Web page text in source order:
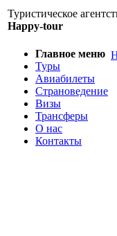
Туристическое
Happy-tour
Главное меню
Туры
Авиабилеты
Страноведение
Визы
Трансферы
О нас
Контакты